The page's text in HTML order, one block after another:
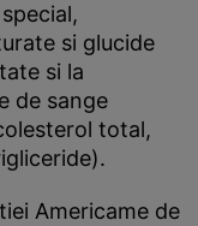
si glucide
si la
de sange
total,
Americame de